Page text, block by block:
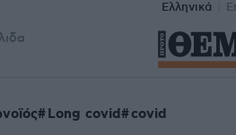
Ελληνικά
Long covid covid